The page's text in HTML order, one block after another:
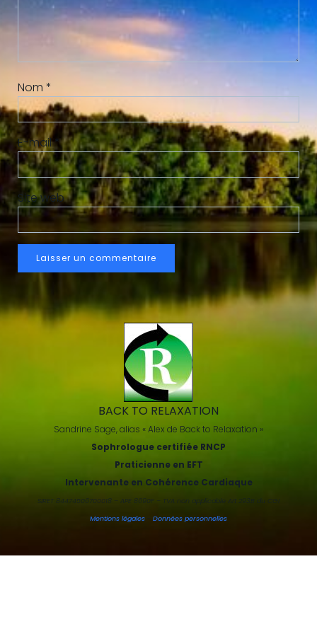
Nom *
E-mail*
Site web
BACK TO RELAXATION
Sandrine Sage, alias « Alex de Back to Relaxation »
Sophrologue certifiée RNCP
Praticienne en EFT
Intervenante en Cohérence Cardiaque
SIRET 84474506700018 – APE 8690F – TVA non applicable Art 293B du CGI
Mentions légales
Données personnelles